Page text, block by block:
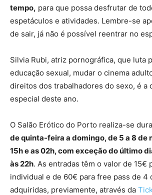
tempo, para que possa desfrutar de
espetáculos e atividades. Lembre-se
de sair, já não é possível reentrar no
Silvia Rubi, atriz pornográfica, que luta
educação sexual, mudar o cinema
direitos dos trabalhadores do sexo, é a
especial deste ano.
O Salão Erótico do Porto realiza-se
de quinta-feira a domingo, de 5 a 8 de
15h e as 02h, com exceção do último
às 22h. As entradas têm o valor de 15€
individual e de 60€ para free pass de 4
adquiridas, previamente, através da